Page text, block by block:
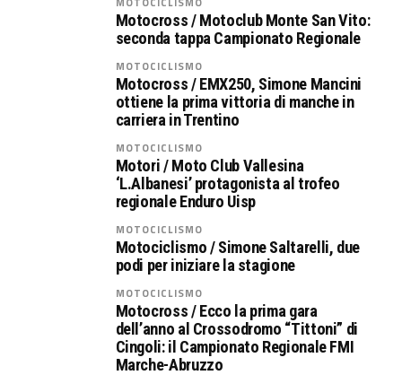
Motocross / Motoclub Monte San Vito:
seconda tappa Campionato Regionale
MOTOCICLISMO
Motocross / EMX250, Simone Mancini
ottiene la prima vittoria di manche in
carriera in Trentino
MOTOCICLISMO
Motori / Moto Club Vallesina
‘L.Albanesi’ protagonista al trofeo
regionale Enduro Uisp
MOTOCICLISMO
Motociclismo / Simone Saltarelli, due
podi per iniziare la stagione
MOTOCICLISMO
Motocross / Ecco la prima gara
dell’anno al Crossodromo “Tittoni” di
Cingoli: il Campionato Regionale FMI
Marche-Abruzzo